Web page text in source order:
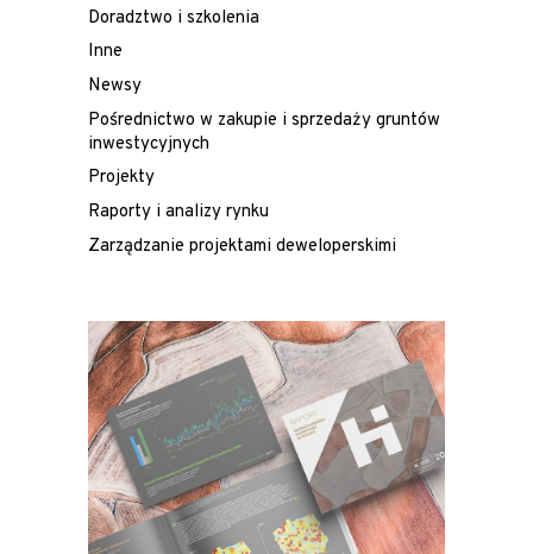
Doradztwo i szkolenia
Inne
Newsy
Pośrednictwo w zakupie i sprzedaży gruntów
inwestycyjnych
Projekty
Raporty i analizy rynku
Zarządzanie projektami deweloperskimi